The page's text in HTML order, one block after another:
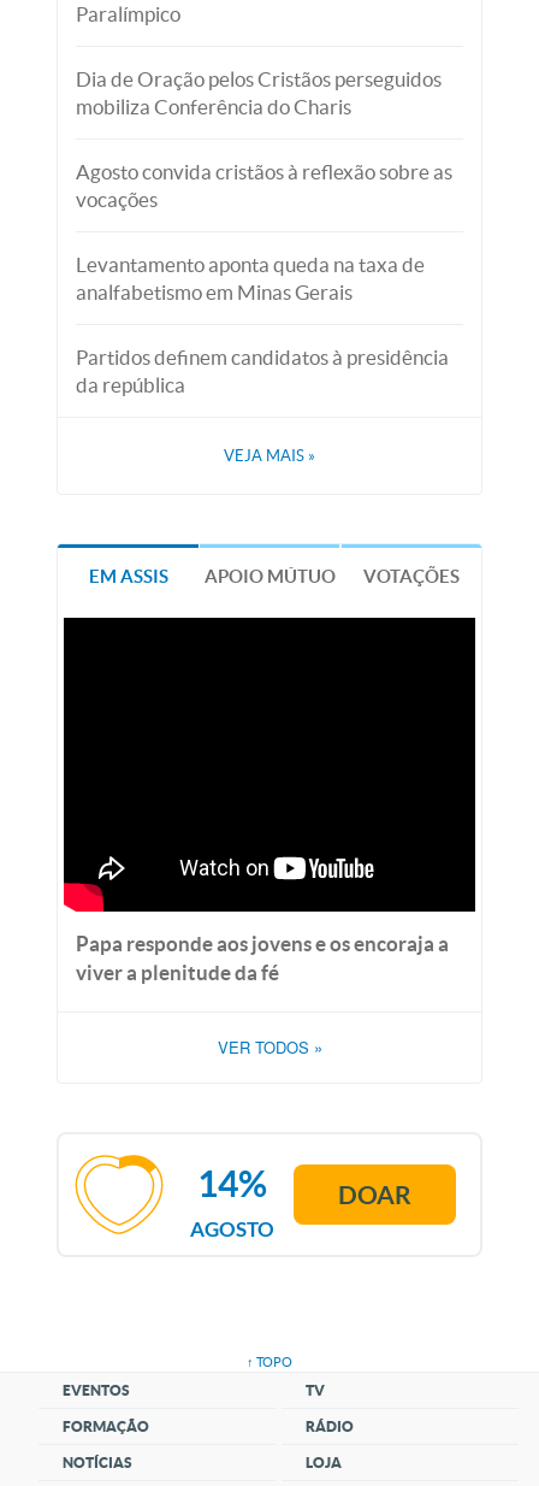
Paralímpico
Dia de Oração pelos Cristãos perseguidos
mobiliza Conferência do Charis
Agosto convida cristãos à reflexão sobre as
vocações
Levantamento aponta queda na taxa de
analfabetismo em Minas Gerais
Partidos definem candidatos à presidência
da república
VEJA MAIS »
EM ASSIS APOIO MÚTUO VOTAÇÕES
Papa responde aos jovens e os encoraja a
viver a plenitude da fé
VER TODOS »
AGOSTO
14% DOAR
↑ TOPO
EVENTOS
FORMAÇÃO
NOTÍCIAS
TV
RÁDIO
LOJA